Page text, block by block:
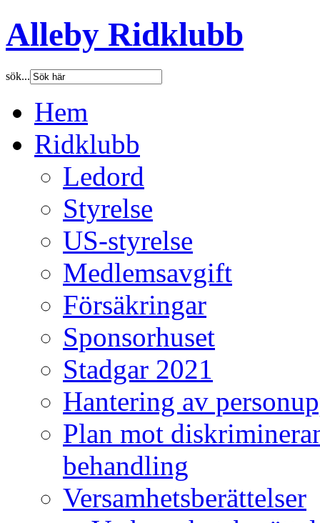
Alleby Ridklubb
sök...
Hem
Ridklubb
Ledord
Styrelse
US-styrelse
Medlemsavgift
Försäkringar
Sponsorhuset
Stadgar 2021
Hantering av
Plan mot
behandling
Versamhetsberättelser